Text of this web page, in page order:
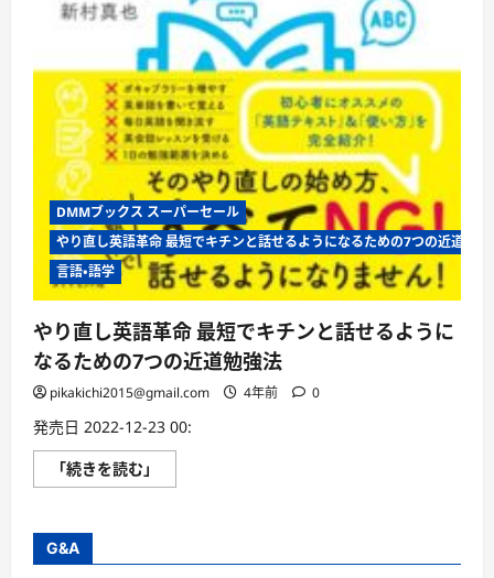
DMMブックス スーパーセール
やり直し英語革命 最短でキチンと話せるようになるための7つの近道勉強
言語・語学
やり直し英語革命 最短でキチンと話せるように
なるための7つの近道勉強法
pikakichi2015@gmail.com 4年前 0
発売日 2022-12-23 00:
「続きを読む」
り
革
G&A